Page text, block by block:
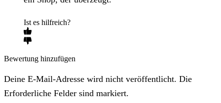
Ist es hilfreich?
Bewertung hinzufügen
Deine E-Mail-Adresse wird nicht veröffentlicht. Die
Erforderliche Felder sind markiert.